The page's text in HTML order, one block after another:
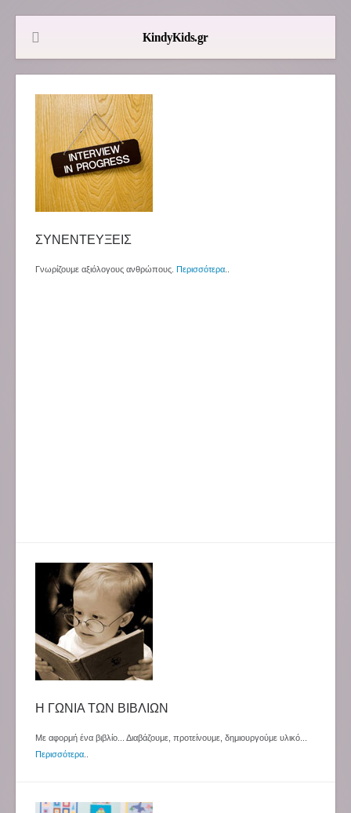
ΣΥΝΕΝΤΕΥΞΕΙΣ
Γνωρίζουμε αξιόλογους ανθρώπους. Περισσότερα
Η ΓΩΝΙΑ ΤΩΝ ΒΙΒΛΙΩΝ
Με αφορμή ένα βιβλίο... Διαβάζουμε, προτείνουμε, δημιουργούμε υλικό...
Περισσότερα